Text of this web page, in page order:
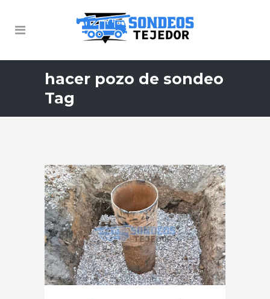
hacer pozo de sondeo
Tag